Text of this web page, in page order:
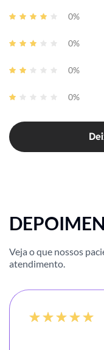
0%
0%
0%
0%
Veja o que nossos
atendimento.